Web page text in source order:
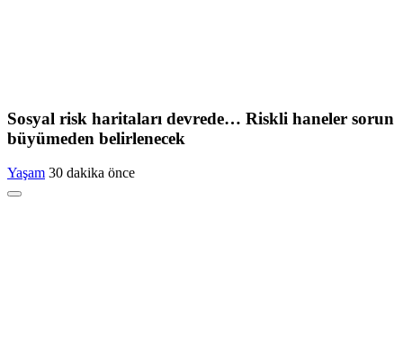
Sosyal risk haritaları devrede… Riskli haneler sorun
büyümeden belirlenecek
Yaşam 30 dakika önce